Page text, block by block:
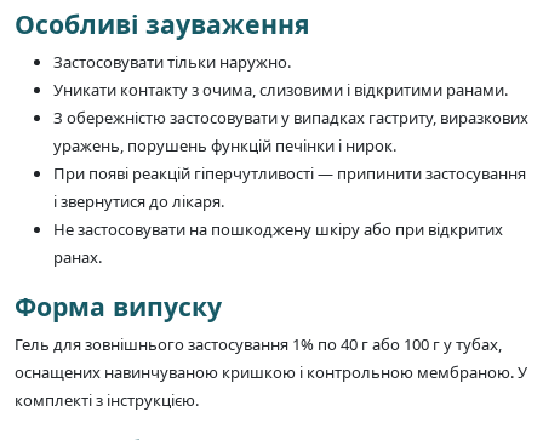
Особливі зауваження
Застосовувати тільки наружно.
Уникати контакту з очима, слизовими і відкритими ранами.
З обережністю застосовувати у випадках гастриту, виразкових
уражень, порушень функцій печінки і нирок.
При появі реакцій гіперчутливості — припинити застосування
і звернутися до лікаря.
Не застосовувати на пошкоджену шкіру або при відкритих
ранах.
Форма випуску
Гель для зовнішнього застосування 1% по 40 г або 100 г у тубах,
оснащених навинчуваною кришкою і контрольною мембраною. У
комплекті з інструкцією.